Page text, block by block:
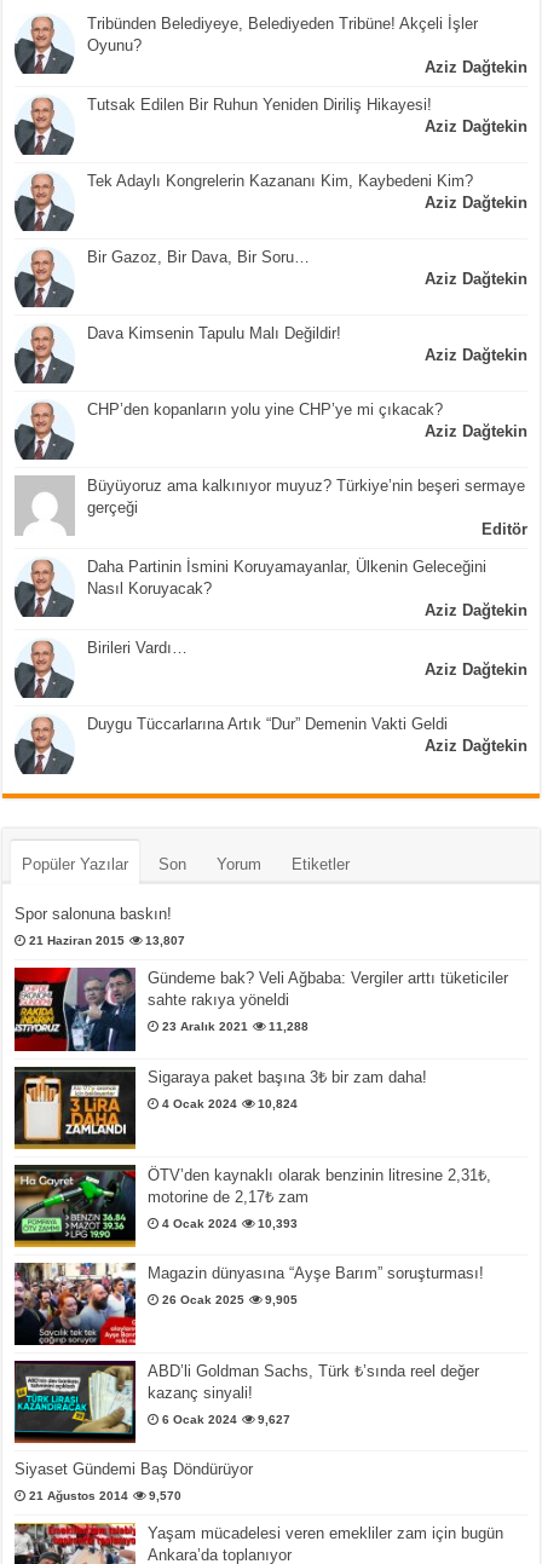
Tribünden Belediyeye, Belediyeden Tribüne! Akçeli İşler
Oyunu?
Aziz Dağtekin
Tutsak Edilen Bir Ruhun Yeniden Diriliş Hikayesi!
Aziz Dağtekin
Tek Adaylı Kongrelerin Kazananı Kim, Kaybedeni Kim?
Aziz Dağtekin
Bir Gazoz, Bir Dava, Bir Soru…
Aziz Dağtekin
Dava Kimsenin Tapulu Malı Değildir!
Aziz Dağtekin
CHP’den kopanların yolu yine CHP’ye mi çıkacak?
Aziz Dağtekin
Büyüyoruz ama kalkınıyor muyuz? Türkiye’nin beşeri sermaye
gerçeği
Editör
Daha Partinin İsmini Koruyamayanlar, Ülkenin Geleceğini
Nasıl Koruyacak?
Aziz Dağtekin
Birileri Vardı…
Aziz Dağtekin
Duygu Tüccarlarına Artık “Dur” Demenin Vakti Geldi
Aziz Dağtekin
Popüler Yazılar Son Yorum Etiketler
Spor salonuna baskın!
21 Haziran 2015 13,807
Gündeme bak? Veli Ağbaba: Vergiler arttı tüketiciler
sahte rakıya yöneldi
23 Aralık 2021 11,288
Sigaraya paket başına 3₺ bir zam daha!
4 Ocak 2024 10,824
ÖTV’den kaynaklı olarak benzinin litresine 2,31₺,
motorine de 2,17₺ zam
4 Ocak 2024 10,393
Magazin dünyasına “Ayşe Barım” soruşturması!
26 Ocak 2025 9,905
ABD’li Goldman Sachs, Türk ₺’sında reel değer
kazanç sinyali!
6 Ocak 2024 9,627
Siyaset Gündemi Baş Döndürüyor
21 Ağustos 2014 9,570
Yaşam mücadelesi veren emekliler zam için bugün
Ankara’da toplanıyor